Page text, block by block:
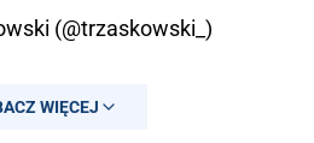
(@trzaskowski_)
WIĘCEJ